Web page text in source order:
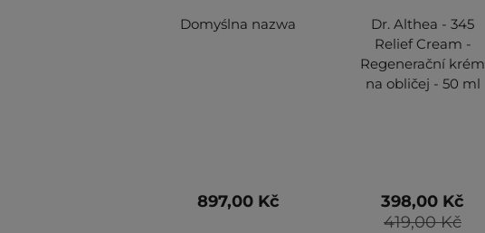
Domyślna nazwa
897,00 Kč
Dr. Althea - 345
Relief Cream -
Regenerační krém
na obličej - 50 ml
419,00 Kč
398,00 Kč